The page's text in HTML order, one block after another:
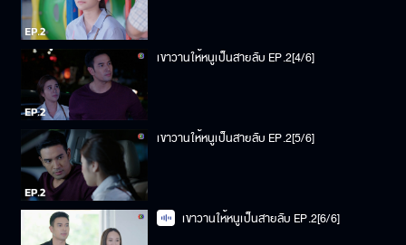
เขาวานให้หนูเป็นสายลับ EP.2[4/6]
เขาวานให้หนูเป็นสายลับ EP.2[5/6]
เขาวานให้หนูเป็นสายลับ EP.2[6/6]